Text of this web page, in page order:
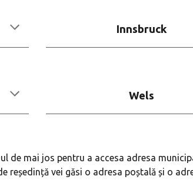
Innsbruck
Wels
de mai jos pentru a accesa adresa
reședință vei găsi o adresa poștală și o